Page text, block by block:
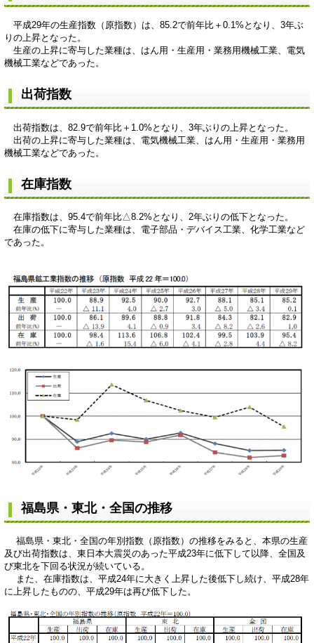
平成29年の生産指数（原指数）は、85.2で前年比＋0.1%となり、3年ぶ
りの上昇となった。
生産の上昇に寄与した業種は、はん用・生産用・業務用機械工業、電気
機械工業などであった。
出荷指数
出荷指数は、82.9で前年比＋1.0%となり、3年ぶりの上昇となった。
出荷の上昇に寄与した業種は、電気機械工業、はん用・生産用・業務用
機械工業などであった。
在庫指数
在庫指数は、95.4で前年比△8.2%となり、2年ぶりの低下となった。
在庫の低下に寄与した業種は、電子部品・デバイス工業、化学工業など
であった。
福島県・東北・全国の推移
福島県・東北・全国の年別指数（原指数）の推移をみると、本県の生産
及び出荷指数は、東日本大震災のあった平成23年に低下して以降、全国及
び東北を下回る状況が続いている。
また、在庫指数は、平成24年に大きく上昇した後低下し続け、平成28年
に上昇したものの、平成29年は再び低下した。